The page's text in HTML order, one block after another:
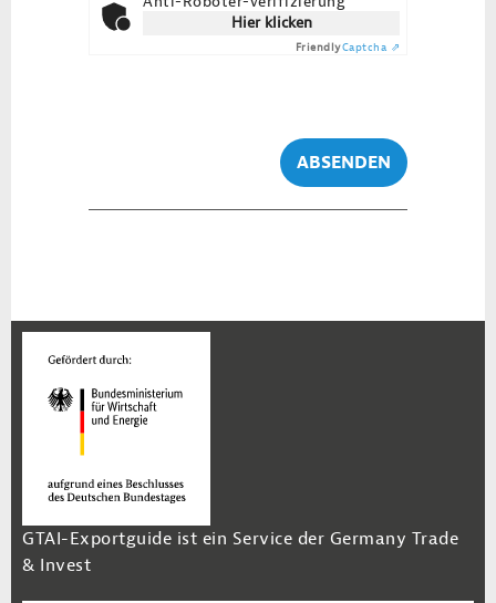
Hier klicken
FriendlyCaptcha ⇗
ABSENDEN
GTAI-Exportguide ist ein Service der Germany Trade
& Invest